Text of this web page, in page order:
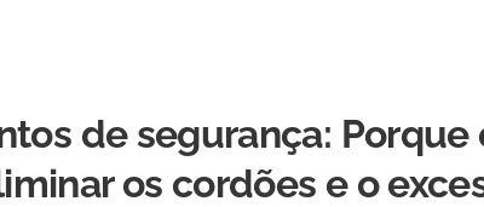
de segurança: Porque
os cordões e o